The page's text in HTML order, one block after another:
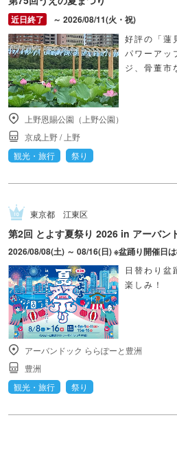
～ 2026/08/11(火・祝)
好評の「蓮
パワーアッ
ジ、骨董市
上野恩賜公園（上野公園）
京成上野/ 上野
観光・旅行
祭り
東京都 江東区
第2回 とよす夏祭り 2026 in アーバン
日替わり盆
楽しみ！
アーバンドック ららぽーと豊洲
豊洲
観光・旅行
祭り